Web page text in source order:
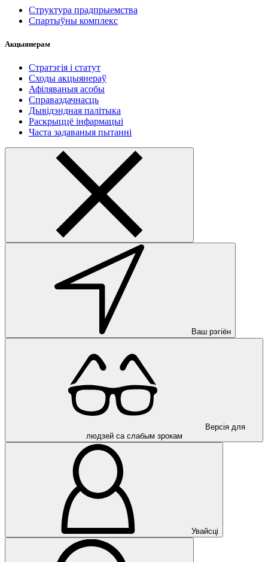
Структура прадпрыемства
Спартыўны комплекс
Акцыянерам
Стратэгія і статут
Сходы акцыянераў
Афіляваныя асобы
Справаздачнасць
Дывідэндная палітыка
Раскрыццё інфармацыі
Часта задаваныя пытанні
Ваш рэгіён
Версія для
людзей са слабым зрокам
Увайсці